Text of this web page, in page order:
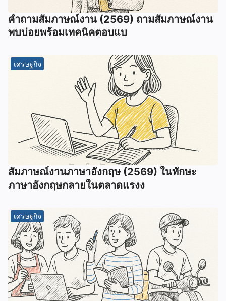
คำถามสัมภาษณ์งาน (2569) ถามสัมภาษณ์งาน
พบบ่อยพร้อมเทคนิคตอบแบ
เศรษฐกิจ
สัมภาษณ์งานภาษาอังกฤษ (2569) ในทักษะ
ภาษาอังกฤษกลายในตลาดแรงง
เศรษฐกิจ